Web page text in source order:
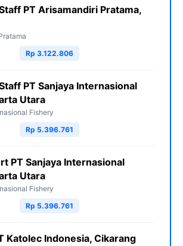
PT Arisamandiri Pratama,
Rp 3.122.806
PT Sanjaya Internasional
Utara
Fishery
Rp 5.396.761
PT Sanjaya Internasional
Utara
Fishery
Rp 5.396.761
Katolec Indonesia, Cikarang